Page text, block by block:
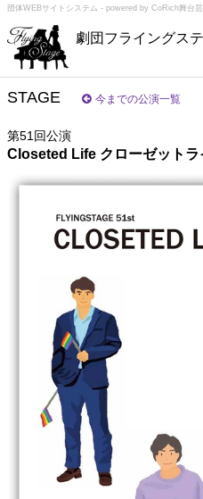
団体WEBサイトシステム - powered by CoRich舞台
劇団フライングス
STAGE 今までの公演一覧
第51回公演
Closeted Life クローゼットラ